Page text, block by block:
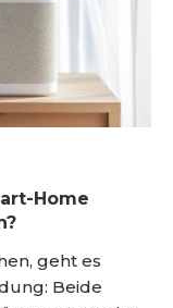
Home
geht es
Beide